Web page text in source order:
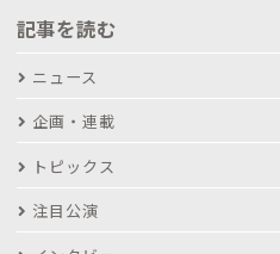
記事を読む
ニュース
企画・連載
トピックス
注目公演